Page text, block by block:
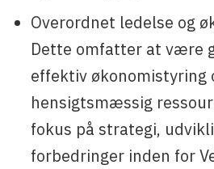
Overordnet ledelse og
Dette omfatter at være
effektiv økonomistyring
hensigtsmæssig
fokus på strategi,
forbedringer inden for